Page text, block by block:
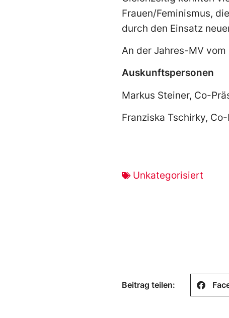
Frauen/Feminismus,
durch den Einsatz
An der Jahres-MV
Auskunftspersonen
Markus Steiner, Co-
Franziska Tschirky,
Unkategorisiert
Beitrag teilen: